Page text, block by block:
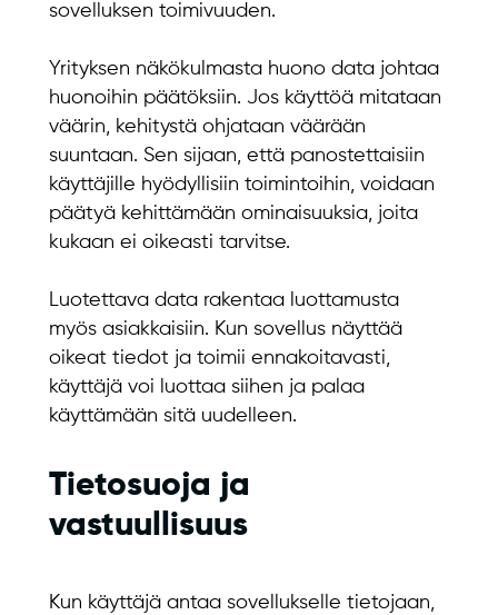
sovelluksen toimivuuden.
Yrityksen näkökulmasta huono data johtaa
huonoihin päätöksiin. Jos käyttöä mitataan
väärin, kehitystä ohjataan väärään
suuntaan. Sen sijaan, että panostettaisiin
käyttäjille hyödyllisiin toimintoihin, voidaan
päätyä kehittämään ominaisuuksia, joita
kukaan ei oikeasti tarvitse.
Luotettava data rakentaa luottamusta
myös asiakkaisiin. Kun sovellus näyttää
oikeat tiedot ja toimii ennakoitavasti,
käyttäjä voi luottaa siihen ja palaa
käyttämään sitä uudelleen.
Tietosuoja ja
vastuullisuus
Kun käyttäjä antaa sovellukselle tietojaan,